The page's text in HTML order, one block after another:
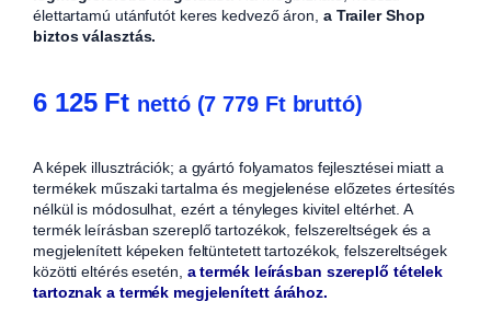
élettartamú utánfutót keres kedvező áron, a Trailer Shop
biztos választás.
6 125 Ft nettó (7 779 Ftbruttó)
A képek illusztrációk; a gyártó folyamatos fejlesztései miatt a
termékek műszaki tartalma és megjelenése előzetes értesítés
nélkül is módosulhat, ezért a tényleges kivitel eltérhet. A
termék leírásban szereplő tartozékok, felszereltségek és a
megjelenített képeken feltüntetett tartozékok, felszereltségek
közötti eltérés esetén, a termék leírásban szereplő tételek
tartoznak a termék megjelenített árához.